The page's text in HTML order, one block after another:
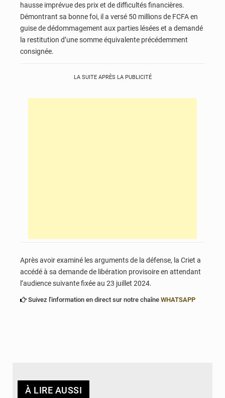
hausse imprévue des prix et de difficultés financières.
Démontrant sa bonne foi, il a versé 50 millions de FCFA en
guise de dédommagement aux parties lésées et a demandé
la restitution d’une somme équivalente précédemment
consignée.
LA SUITE APRÈS LA PUBLICITÉ
Après avoir examiné les arguments de la défense, la Criet a
accédé à sa demande de libération provisoire en attendant
l’audience suivante fixée au 23 juillet 2024.
Suivez l'information en direct sur notre chaîne WHATSAPP
À LIRE AUSSI